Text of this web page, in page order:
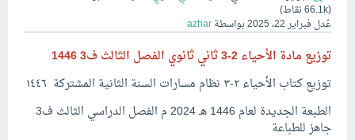
(
66.1kنقاط)
عُدلفبراير 22، 2025 بواسطةazhar
توزيع مادة الأحياء 2-3 ثاني ثانوي الفصل الثالث ف3 1446
توزيع كتاب الأحياء ٢-٣ نظام مسارات السنة الثانية المشتركة ١٤٤٦
الطبعة الجديدة لعام 1446 هـ 2024 م الفصل الدراسي الثالث ف3
جاهز للطباعة